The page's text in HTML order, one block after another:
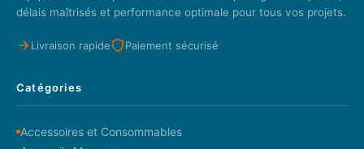
délais maîtrisés et performance optimale pour tous vos projets.
Livraison rapide Paiement sécurisé
Catégories
Accessoires et Consommables